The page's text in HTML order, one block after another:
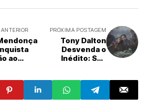
ao
PRÓXIMA POSTAGEM
Tony Dalton
Desvenda o
Inédito: Sua
em 'Intergalactic:
The Heretic
Prophet'